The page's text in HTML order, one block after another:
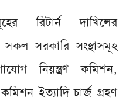
রিটার্ন দাখিলের
সকল সরকারি সংস্থাসমূহ
নিয়ন্ত্রণ কমিশন,
ইত্যাদি চার্জ গ্রহণ